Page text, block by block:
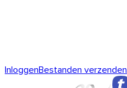
InloggenBestanden verzenden